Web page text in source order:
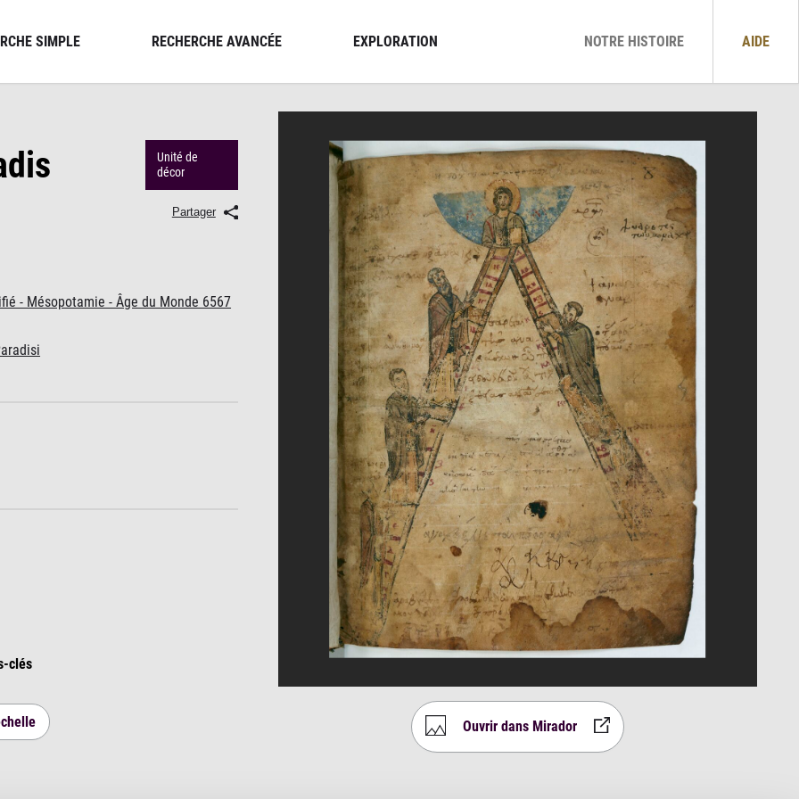
SIMPLE RECHERCHE AVANCÉE EXPLORATION NOTRE HISTOIRE AIDE
Unité de
décor
Partager
- Mésopotamie - Âge du Monde 6567
clés
Ouvrir dans Mirador